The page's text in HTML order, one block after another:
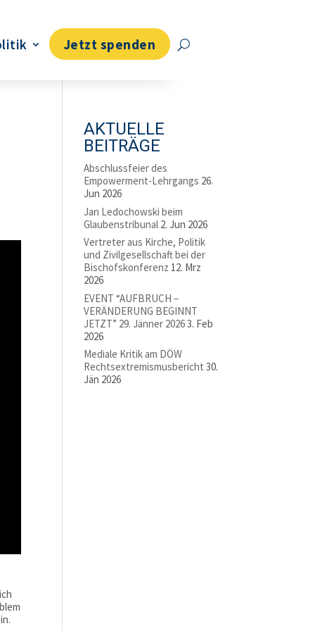
Jetzt spenden
AKTUELLE
BEITRÄGE
Abschlussfeier des
Empowerment-Lehrgangs 26.
Jun 2026
Jan Ledochowski beim
Glaubenstribunal 2. Jun 2026
Vertreter aus Kirche, Politik
und Zivilgesellschaft bei der
Bischofskonferenz 12. Mrz
2026
EVENT “AUFBRUCH –
VERÄNDERUNG BEGINNT
JETZT” 29. Jänner 20263. Feb
2026
Mediale Kritik am DÖW
Rechtsextremismusbericht 30.
Jän 2026